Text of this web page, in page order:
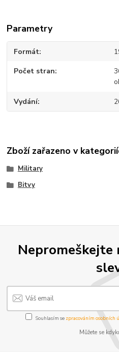
Parametry
Formát
Počet stran
Vydání
Zboží zařazeno v
Military
Bitvy
Nepromeškejte
Souhlasím se zpracováním osobních
Můžete se